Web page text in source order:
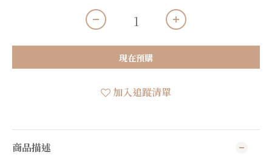
現在預購
加入追蹤清單
商品描述